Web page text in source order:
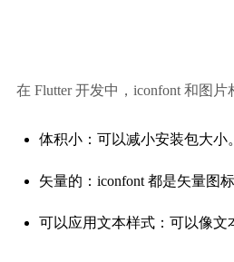
在 Flutter 开发中，iconfont 和图片
体积小：可以减小安装包大小。
矢量的：iconfont 都是矢量图
可以应用文本样式：可以像文